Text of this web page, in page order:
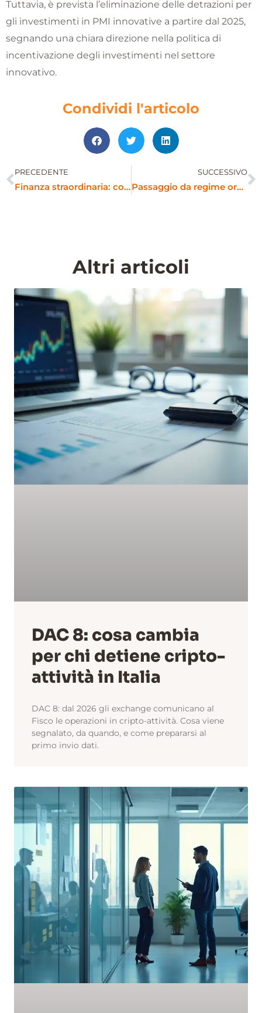
Tuttavia, è prevista l’eliminazione delle detrazioni per
gli investimenti in PMI innovative a partire dal 2025,
segnando una chiara direzione nella politica di
incentivazione degli investimenti nel settore
innovativo.
Condividi l'articolo
Precedente
PRECEDENTE
Finanza straordinaria: cos’è e che vantaggi apporta
SUCCESSIVO
Passaggio da regime ordinario a forfetario: nessuna aliquota agevolata al 5%
Altri articoli
DAC 8: cosa cambia
per chi detiene cripto-
attività in Italia
DAC 8: dal 2026 gli exchange comunicano al
Fisco le operazioni in cripto-attività. Cosa viene
segnalato, da quando, e come prepararsi al
primo invio dati.